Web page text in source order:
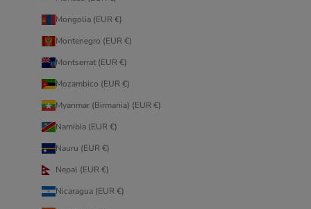
Mongolia (EUR €)
Montenegro (EUR €)
Montserrat (EUR €)
Mozambico (EUR €)
Myanmar (Birmania) (EUR €)
Namibia (EUR €)
Nauru (EUR €)
Nepal (EUR €)
Nicaragua (EUR €)